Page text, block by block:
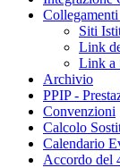
Siti
Link
Link a
Archivio
PPIP -
Convenzioni
Calcolo
Calendario
Accordo del